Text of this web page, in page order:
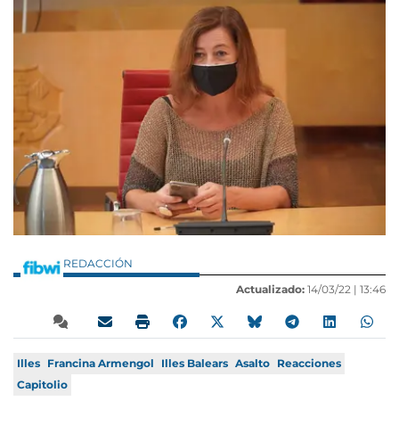
REDACCIÓN
Actualizado: 14/03/22 | 13:46
Illes Francina Armengol Illes Balears Asalto Reacciones
Capitolio